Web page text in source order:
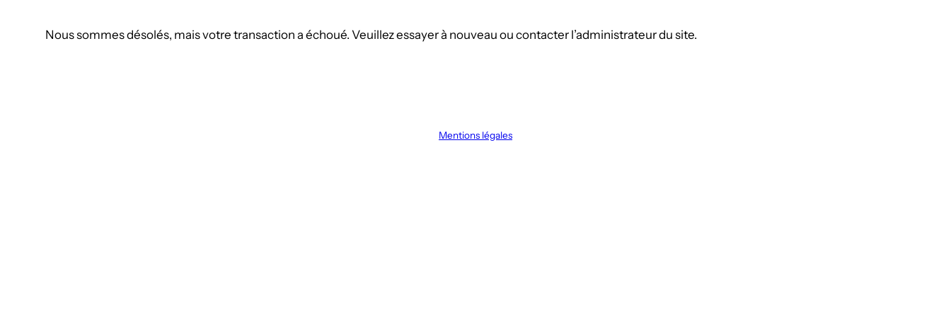
Nous sommes désolés, mais votre transaction a échoué. Veuillez essayer à nouveau ou contacter l’administrateur du site.
Mentions légales